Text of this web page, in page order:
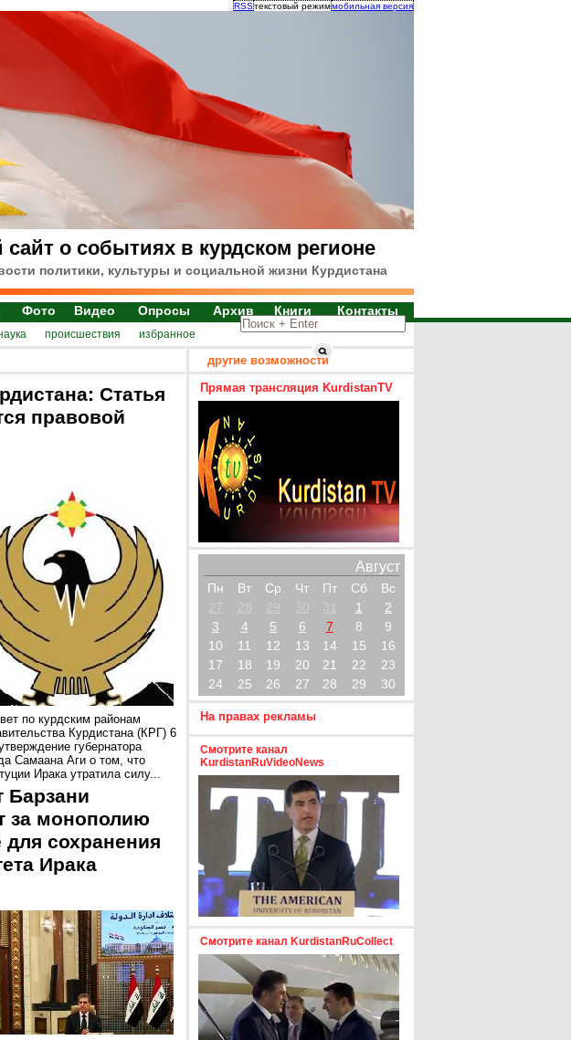
RSSтекстовый режиммобильная версия
сайт о событиях в курдском регионе
политики, культуры и социальной жизни Курдистана
Фото Видео Опросы Архив Книги Контакты
происшествия избранное
Статья
правовой
по курдским районам
Курдистана (КРГ) 6
губернатора
Самаана Аги о том, что
Ирака утратила силу...
Барзани
за монополию
сохранения
Ирака
другие возможности
Прямая трансляция KurdistanTV
Август
Пн Вт Ср Чт Пт Сб
Вс
27
28 29 30 31 1
2
3
4 5 6 7 8
9
10
11 12 13 14 15
16
17
18 19 20 21 22
23
24
25 26 27 28 29 30
На правах рекламы
Смотрите канал
KurdistanRuVideoNews
Смотрите канал KurdistanRuCollect